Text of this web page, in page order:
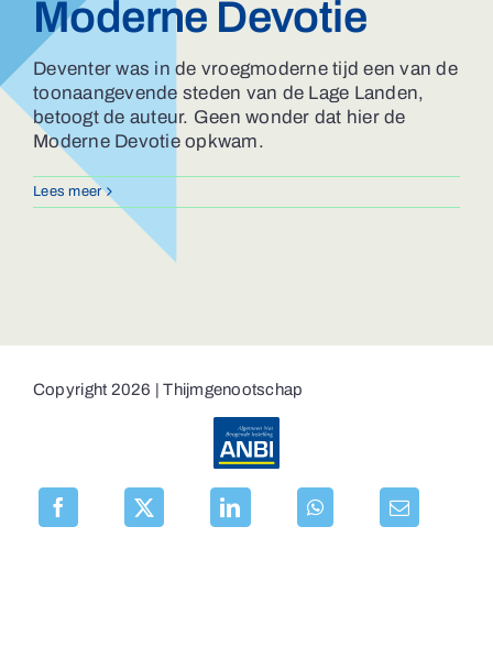
ZOEKEN
NAAR:
Moderne Devotie
Deventer was in de vroegmoderne tijd een van de
toonaangevende steden van de Lage Landen,
betoogt de auteur. Geen wonder dat hier de
Moderne Devotie opkwam.
Lees meer
Copyright 2026 | Thijmgenootschap